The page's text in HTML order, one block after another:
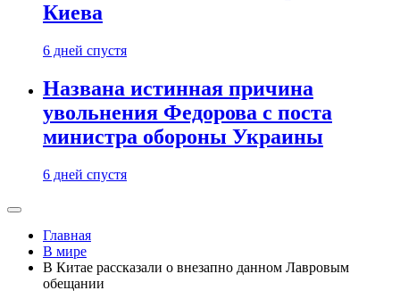
Киева
6 дней спустя
Названа истинная причина
увольнения Федорова с поста
министра обороны Украины
6 дней спустя
Главная
В мире
В Китае рассказали о внезапно данном Лавровым
обещании